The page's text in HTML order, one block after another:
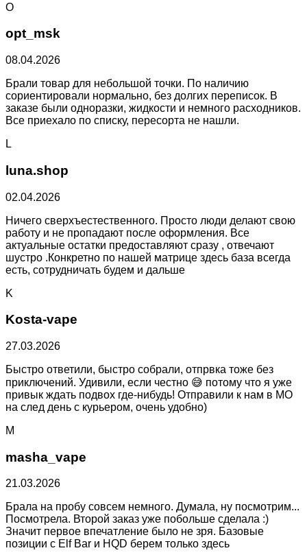
O
opt_msk
08.04.2026
Брали товар для небольшой точки. По наличию
сориентировали нормально, без долгих переписок. В
заказе были одноразки, жидкости и немного расходников.
Все приехало по списку, пересорта не нашли.
L
luna.shop
02.04.2026
Ничего сверхъестественного. Просто люди делают свою
работу и не пропадают после оформления. Все
актуальные остатки предоставляют сразу , отвечают
шустро .Конкретно по нашей матрице здесь база всегда
есть, сотрудничать будем и дальше
K
Kosta-vape
27.03.2026
Быстро ответили, быстро собрали, отпрвка тоже без
приключений. Удивили, если честно 😅 потому что я уже
привык ждать подвох где-нибудь! Отправили к нам в МО
на след день с курьером, очень удобно)
M
masha_vape
21.03.2026
Брала на пробу совсем немного. Думала, ну посмотрим...
Посмотрела. Второй заказ уже побольше сделала :)
Значит первое впечатление было не зря. Базовые
позиции с Elf Bar и HQD берем только здесь